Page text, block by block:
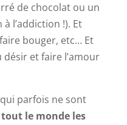
de chocolat ou un
l’addiction !). Et
bouger, etc… Et
et faire l’amour
parfois ne sont
tout le monde les